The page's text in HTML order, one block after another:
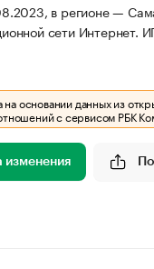
в регионе —
сети
основании данных из
с сервисом РБК
изменения